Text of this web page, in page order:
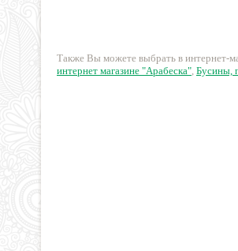
Также Вы можете выбрать в интернет-
интернет магазине "Арабеска", Бусины,